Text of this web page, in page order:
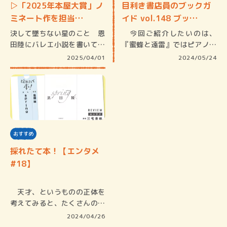
▷「2025年本屋大賞」ノ
ミネート作を担当…
決して墜ちない星のこと 恩
田陸にバレエ小説を書いてほ
2025/04/01
目利き書店員のブックガ
イド vol.148 ブッ…
今回ご紹介したいのは、
『蜜蜂と遠雷』ではピアノ、
2024/05/24
おすすめ
採れたて本！【エンタメ
#18】
天才、というものの正体を
考えてみると、たくさんの人
2024/04/26